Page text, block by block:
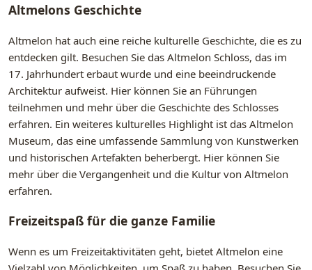
Altmelons Geschichte
Altmelon hat auch eine reiche kulturelle Geschichte, die es zu
entdecken gilt. Besuchen Sie das Altmelon Schloss, das im
17. Jahrhundert erbaut wurde und eine beeindruckende
Architektur aufweist. Hier können Sie an Führungen
teilnehmen und mehr über die Geschichte des Schlosses
erfahren. Ein weiteres kulturelles Highlight ist das Altmelon
Museum, das eine umfassende Sammlung von Kunstwerken
und historischen Artefakten beherbergt. Hier können Sie
mehr über die Vergangenheit und die Kultur von Altmelon
erfahren.
Freizeitspaß für die ganze Familie
Wenn es um Freizeitaktivitäten geht, bietet Altmelon eine